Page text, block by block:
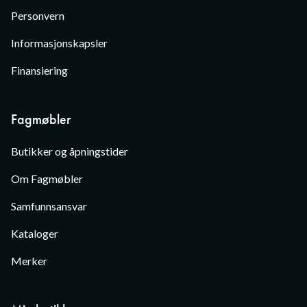
Personvern
Informasjonskapsler
Finansiering
Fagmøbler
Butikker og åpningstider
Om Fagmøbler
Samfunnsansvar
Kataloger
Merker